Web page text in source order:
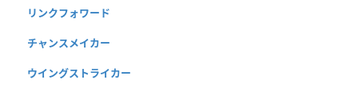
リンクフォワード
チャンスメイカー
ウイングストライカー